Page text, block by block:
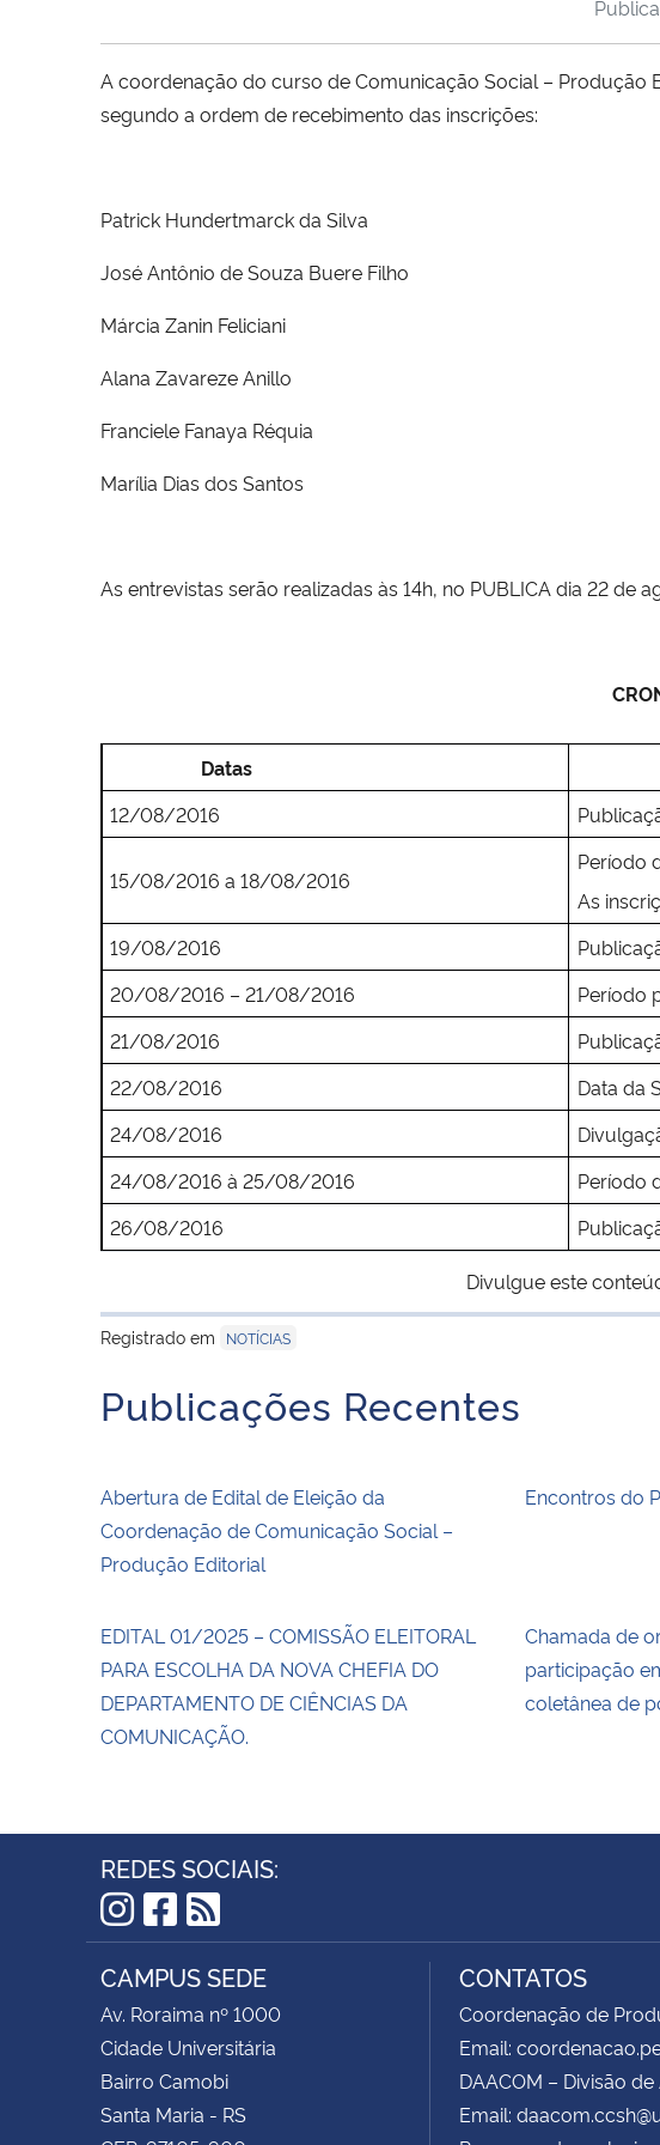
A coordenação do curso de Comunicação Social – Produção
segundo a ordem de recebimento das inscrições:
Patrick Hundertmarck da Silva
José Antônio de Souza Buere Filho
Márcia Zanin Feliciani
Alana Zavareze Anillo
Franciele Fanaya Réquia
Marília Dias dos Santos
As entrevistas serão realizadas às 14h, no PUBLICA dia 22 de
Datas
12/08/2016
15/08/2016 a 18/08/2016
Período
As
19/08/2016
20/08/2016 – 21/08/2016
Período
21/08/2016
22/08/2016
Data da
24/08/2016
24/08/2016 à 25/08/2016
Período
26/08/2016
Divulgue este
Registrado em
NOTÍCIAS
Publicações Recentes
Abertura de Edital de Eleição da
Coordenação de Comunicação Social –
Produção Editorial
Encontros do
EDITAL 01/2025 – COMISSÃO ELEITORAL
PARA ESCOLHA DA NOVA CHEFIA DO
DEPARTAMENTO DE CIÊNCIAS DA
COMUNICAÇÃO.
Chamada de
participação
coletânea de
REDES SOCIAIS:
Instagram
Facebook
RSS
CAMPUS SEDE
Av. Roraima nº 1000
Cidade Universitária
Bairro Camobi
Santa Maria - RS
CONTATOS
Coordenação de
Email:
DAACOM – Divisão
Email: